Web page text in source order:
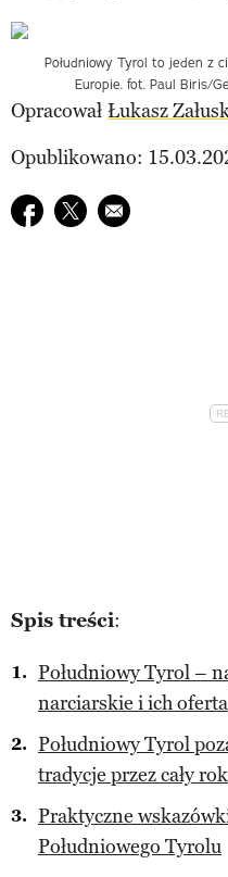
Południowy Tyrol to jeden z
Europie. fot. Paul Biris/
Opracował Łukasz
Opublikowano:
Udostępnij na facebook
Udostępnij na twitter
E-mail do
Spis treści:
Południowy Tyrol –
narciarskie i ich oferta
Południowy Tyrol
tradycje przez cały rok
Praktyczne
Południowego Tyrolu